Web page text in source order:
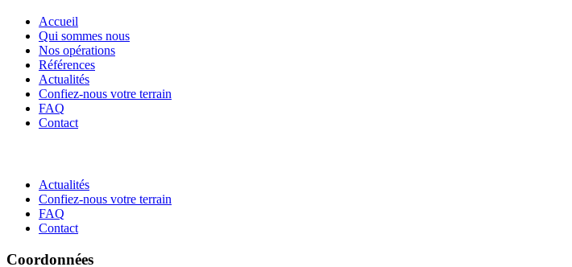
Accueil
Qui sommes nous
Nos opérations
Références
Actualités
Confiez-nous votre terrain
FAQ
Contact
Actualités
Confiez-nous votre terrain
FAQ
Contact
Coordonnées